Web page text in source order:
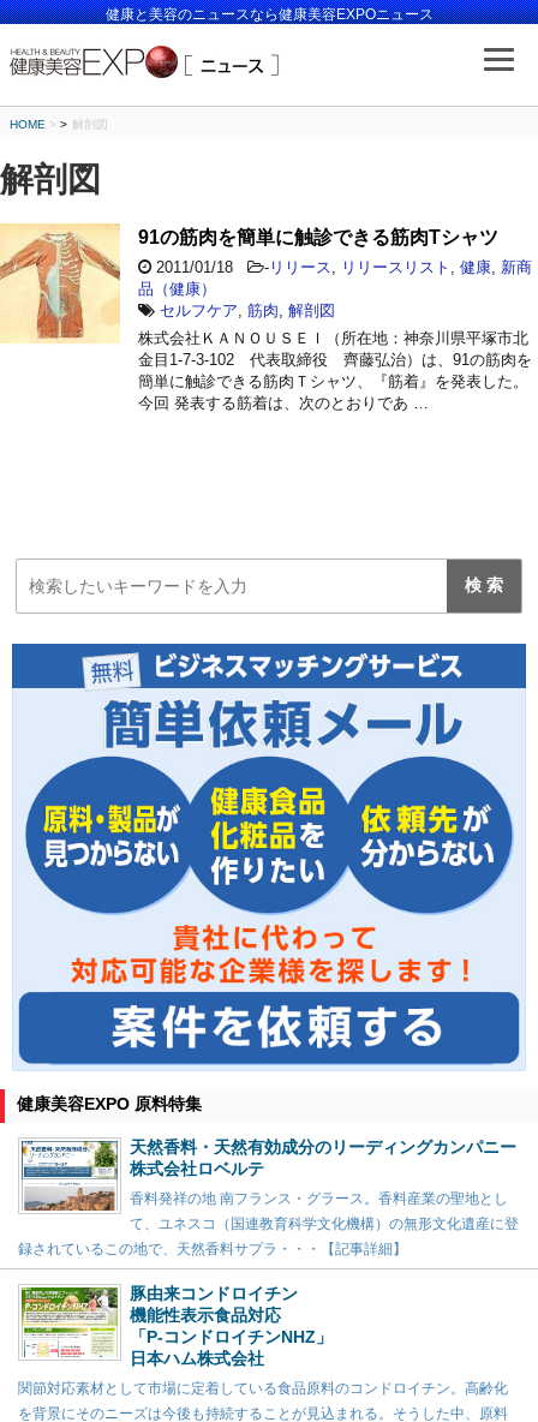
健康と美容のニュースなら健康美容EXPOニュース
HOME > 解剖図
解剖図
91の筋肉を簡単に触診できる筋肉Tシャツ
2011/01/18 - リリース リリースリスト 健康 新商
品（健康）
セルフケア 筋肉 解剖図
株式会社ＫＡＮＯＵＳＥＩ（所在地：神奈川県平塚市北
金目1-7-3-102 代表取締役 齊藤弘治）は、91の筋肉を
簡単に触診できる筋肉Ｔシャツ、『筋着』を発表した。
今回 発表する筋着は、次のとおりであ …
健康美容EXPO 原料特集
天然香料・天然有効成分のリーディングカンパニー
株式会社ロベルテ
香料発祥の地 南フランス・グラース。香料産業の聖地とし
て、ユネスコ（国連教育科学文化機構）の無形文化遺産に登
録されているこの地で、天然香料サプラ・・・【記事詳細】
豚由来コンドロイチン
機能性表示食品対応
「P-コンドロイチンNHZ」
日本ハム株式会社
関節対応素材として市場に定着している食品原料のコンドロイチン。高齢化
を背景にそのニーズは今後も持続することが見込まれる。そうした中、原料